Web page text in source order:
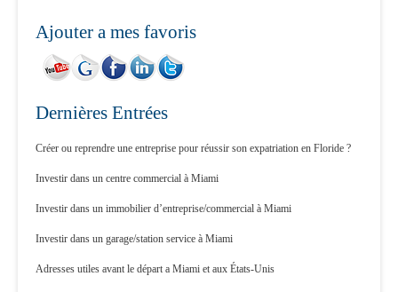
Ajouter a mes favoris
Dernières Entrées
Créer ou reprendre une entreprise pour réussir son expatriation en Floride ?
Investir dans un centre commercial à Miami
Investir dans un immobilier d’entreprise/commercial à Miami
Investir dans un garage/station service à Miami
Adresses utiles avant le départ a Miami et aux États-Unis